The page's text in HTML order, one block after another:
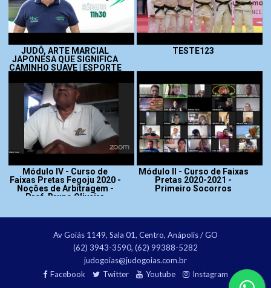
JUDÔ, ARTE MARCIAL
JAPONESA QUE SIGNIFICA
CAMINHO SUAVE | ESPORTE
TESTE123
Módulo IV - Curso de
Faixas Pretas Fegoju 2020 -
Noções de Arbitragem -
Prof. Bruno Oliveira
Módulo II - Curso de Faixas
Pretas 2020-2021 -
Primeiro Socorros
Av Goiás 1149, Sala 01, Centro, Anápolis / GO
(62) 3943-3590, (62) 99388-5282
judogoias@judogoias.com.br
Facebook
Twitter Youtube Instagram